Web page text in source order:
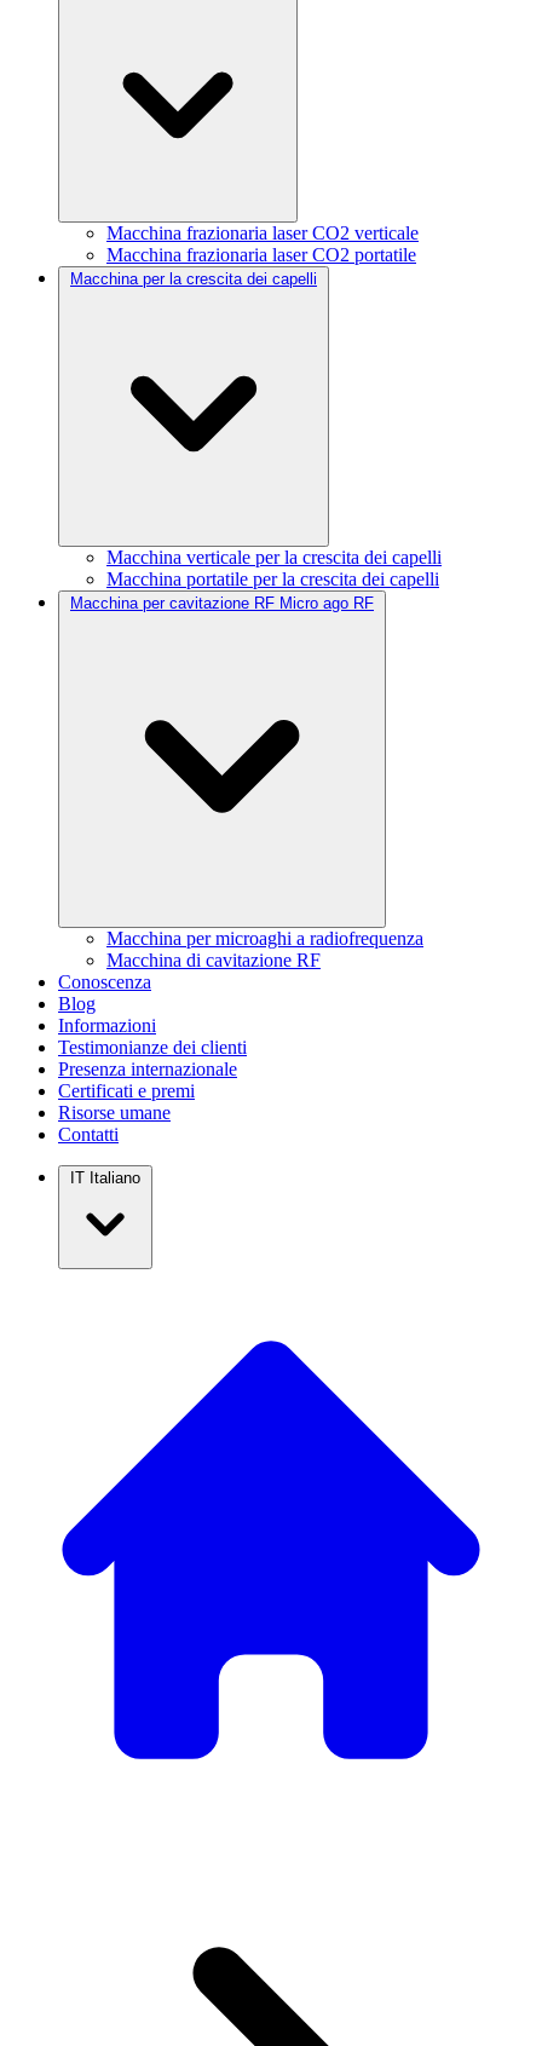
Macchina frazionaria laser CO2 verticale
Macchina frazionaria laser CO2 portatile
Macchina per la crescita dei capelli
Macchina verticale per la crescita dei capelli
Macchina portatile per la crescita dei capelli
Macchina per cavitazione RF Micro ago RF
Macchina per microaghi a radiofrequenza
Macchina di cavitazione RF
Conoscenza
Blog
Informazioni
Testimonianze dei clienti
Presenza internazionale
Certificati e premi
Risorse umane
Contatti
IT Italiano